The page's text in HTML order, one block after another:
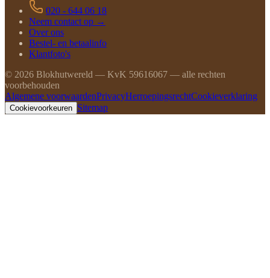
020 - 644 06 18
Neem contact op →
Over ons
Bestel- en betaalinfo
Klantfoto's
© 2026 Blokhutwereld — KvK 59616067 — alle rechten
voorbehouden
Algemene voorwaardenPrivacyHerroepingsrechtCookieverklaring
Cookievoorkeuren Sitemap